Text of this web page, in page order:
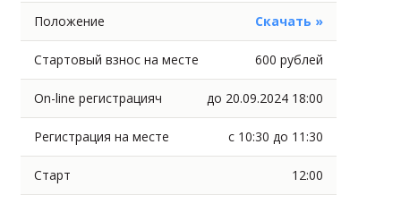
Положение Скачать »
Стартовый взнос на месте 600 рублей
On-line регистрацияч до 20.09.2024 18:00
Регистрация на месте с 10:30 до 11:30
Старт 12:00